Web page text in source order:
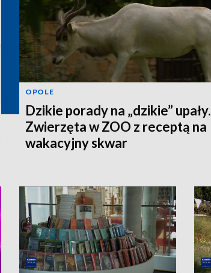
OPOLE
Dzikie porady na „dzikie” upały.
Zwierzęta w ZOO z receptą na
wakacyjny skwar